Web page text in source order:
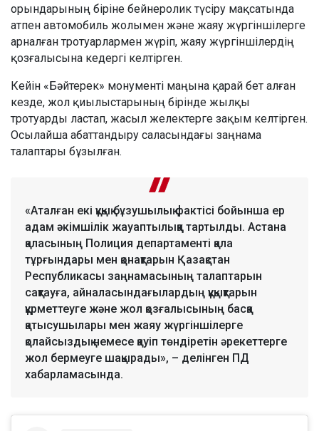
орындарының біріне бейнеролик түсіру мақсатында
атпен автомобиль жолымен және жаяу жүргіншілерге
арналған тротуарлармен жүріп, жаяу жүргіншілердің
қозғалысына кедергі келтірген.
Кейін «Бәйтерек» монументі маңына қарай бет алған
кезде, жол қиылыстарының бірінде жылқы
тротуарды ластап, жасыл желектерге зақым келтірген.
Осылайша абаттандыру саласындағы заңнама
талаптары бұзылған.
«Аталған екі құқық бұзушылық фактісі бойынша ер
адам әкімшілік жауаптылыққа тартылды. Астана
қаласының Полиция департаменті қала
тұрғындары мен қонақтарын Қазақстан
Республикасы заңнамасының талаптарын
сақтауға, айналасындағылардың құқықтарын
құрметтеуге және жол қозғалысының басқа
қатысушылары мен жаяу жүргіншілерге
қолайсыздық немесе қауіп төндіретін әрекеттерге
жол бермеуге шақырады», – делінген ПД
хабарламасында.